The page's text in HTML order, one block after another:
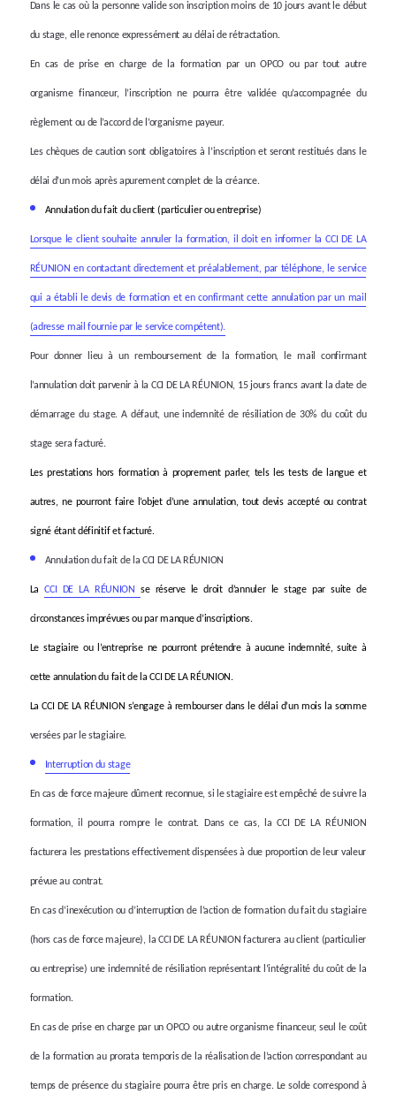
Dans le cas où la personne valide son inscription moins de 10 jours avant le début
du stage, elle renonce expressément au délai de rétractation.
En cas de prise en charge de la formation par un OPCO ou par tout autre
organisme financeur, l’inscription ne pourra être validée qu’accompagnée du
règlement ou de l’accord de l’organisme payeur.
Les chèques de caution sont obligatoires à l’inscription et seront restitués dans le
délai d’un mois après apurement complet de la créance.
Annulation du fait du client (particulierou entreprise)
Lorsque le client souhaite annuler la formation, il doit en informer la CCI DE LA
RÉUNION en contactant directement et préalablement, par téléphone, le service
qui a établi le devis de formation et en confirmant cette annulation par un mail
(adresse mail fournie par le service compétent).
Pour donner lieu à un remboursement de la formation, le mail confirmant
l’annulation doit parvenir à la CCI DE LA RÉUNION, 15 jours francs avant la date de
démarrage du stage. A défaut, une indemnitéde résiliationde 30% du coût du
stage sera facturé.
Les prestations hors formation à proprement parler, tels les tests de langue et
autres, ne pourront faire l’objet d’une annulation, tout devis accepté ou contrat
signé étant définitif et facturé.
Annulation du fait de la CCI DE LA RÉUNION
LaCCI DE LA RÉUNION se réserve le droit d’annuler le stage par suite de
circonstances imprévues ou par manque d’inscriptions.
Le stagiaire ou l’entreprise ne pourront prétendre à aucune indemnité, suite à
cette annulation du fait de la CCI DE LA RÉUNION.
La CCI DE LA RÉUNION s’engage à rembourser dans le délai d’un mois la somme
versées par le stagiaire.
Interruption du stage
En cas de force majeure dûment reconnue, si le stagiaire est empêché de suivre la
formation, il pourra rompre le contrat. Dans ce cas, laCCI DE LA RÉUNION
facturera les prestations effectivement dispensées à due proportion de leur valeur
prévue au contrat.
En cas d’inexécution ou d’interruption de l’action de formation du fait du stagiaire
(hors cas de force majeure), laCCI DE LA RÉUNION facturera au client (particulier
ou entreprise) une indemnité de résiliation représentant l’intégralité du coût de la
formation.
En cas de prise en charge par un OPCO ou autre organisme financeur, seul le coût
de la formation au prorata temporis de la réalisation de l’action correspondant au
temps de présence du stagiaire pourra être pris en charge. Le solde correspond à